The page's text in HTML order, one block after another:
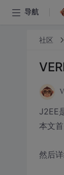
导航
社区
J2EE
本文
然后